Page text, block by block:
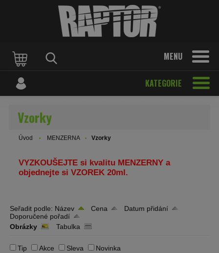
MENU
KATEGORIE
Vzorky
Úvod MENZERNA Vzorky
VYZKOUŠEJTE si kvalitu MENZERNY a
objednejte si VZOREK 20ml.
Seřadit podle: Název Cena
Datum přidání
Doporučené pořadí
Obrázky
Tabulka
Tip Akce Sleva
Novinka